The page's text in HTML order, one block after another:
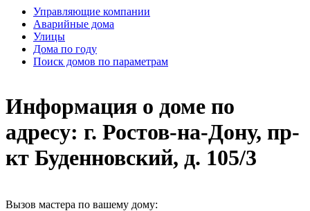
Главное меню
Управляющие компании
Аварийные дома
Улицы
Дома по году
Поиск домов по параметрам
Информация о доме по
адресу: г. Ростов-на-Дону, пр-
кт Буденновский, д. 105/3
Вызов мастера по вашему дому: